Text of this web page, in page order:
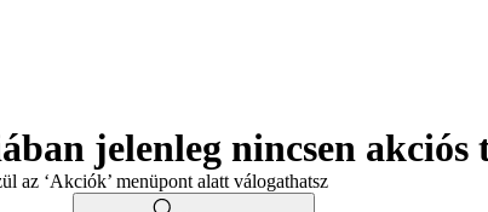
jelenleg nincsen akciós
az ‘Akciók’ menüpont alatt válogathatsz